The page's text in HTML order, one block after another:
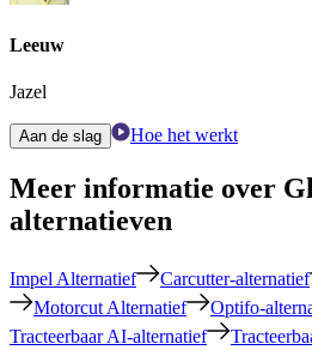
Leeuw
Jazel
Aan de slag Hoe het werkt
Meer informatie over
alternatieven
Impel Alternatief Carcutter-alternatief
Motorcut Alternatief
Optifo-
Tracteerbaar AI-alternatief